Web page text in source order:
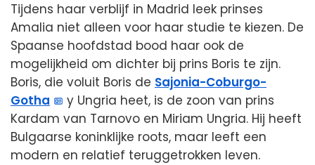
Tijdens haar verblijf in Madrid leek prinses
Amalia niet alleen voor haar studie te kiezen. De
Spaanse hoofdstad bood haar ook de
mogelijkheid om dichter bij prins Boris te zijn.
Boris, die voluit Boris de Sajonia-Coburgo-
Gotha
y Ungria heet, is de zoon van prins
Kardam van Tarnovo en Miriam Ungria. Hij heeft
Bulgaarse koninklijke roots, maar leeft een
modern en relatief teruggetrokken leven.